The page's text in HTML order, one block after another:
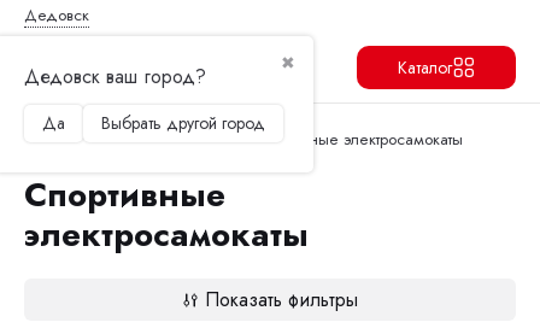
Дедовск
✖
Дедовск ваш город?
Да Выбрать другой город
Каталог
Главная Электросамокаты Спортивные электросамокаты
Спортивные
электросамокаты
Показать фильтры
Продолжить Перейти в корзину